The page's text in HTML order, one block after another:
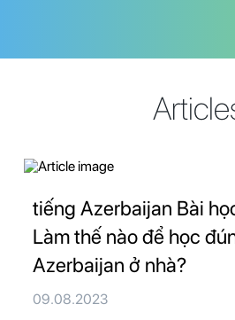
tiếng Azerbaijan Bài
Làm thế nào để học
Azerbaijan ở nhà?
09.08.2023